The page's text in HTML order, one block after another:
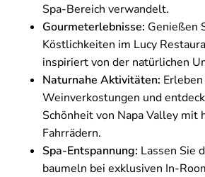
Spa-Bereich verwandelt.
Gourmeterlebnisse: Genießen
Köstlichkeiten im Lucy
inspiriert von der natürlichen
Naturnahe Aktivitäten:
Weinverkostungen und
Schönheit von Napa Valley mit
Fahrrädern.
Spa-Entspannung: Lassen Sie
baumeln bei exklusiven In-